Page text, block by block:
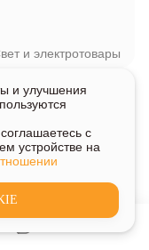
и электротовары
и улучшения
с
устройстве на